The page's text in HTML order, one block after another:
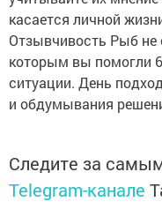
касается личной
Отзывчивость Рыб не
которым вы помогли
ситуации. День
и обдумывания
Следите за
Telegram-канале